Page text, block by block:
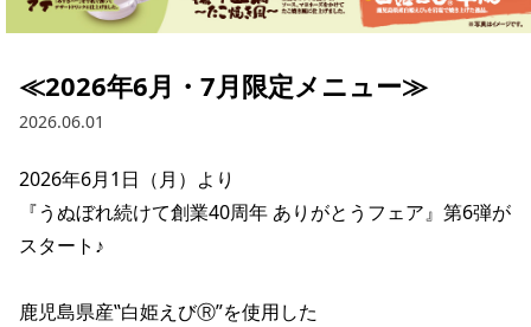
≪2026年6月・7月限定メニュー≫
2026.06.01
2026年6月1日（月）より
『うぬぼれ続けて創業40周年 ありがとうフェア』第6弾が
スタート♪
鹿児島県産‟白姫えびⓇ”を使用した